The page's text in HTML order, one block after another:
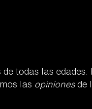
todas las
las opinionesde